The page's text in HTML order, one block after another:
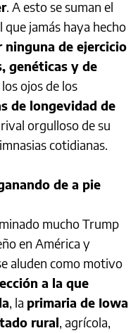
. A esto se suman el
jamás haya hecho
ninguna de ejercicio
genéticas y de
los ojos de los
de longevidad de
orgulloso de su
cotidianas.
de a pie
mucho Trump
en América y
aluden como motivo
a la que
, la primaria de Iowa
rural, agrícola,